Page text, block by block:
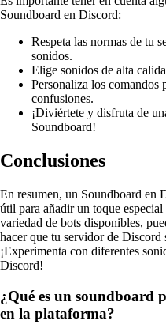
Soundboard en Discord:
Respeta las normas de tu
sonidos.
Elige sonidos de alta
Personaliza los comandos
confusiones.
¡Diviértete y disfruta de
Soundboard!
Conclusiones
En resumen, un Soundboard en
útil para añadir un toque
variedad de bots disponibles,
hacer que tu servidor de Discord
¡Experimenta con diferentes
Discord!
¿Qué es un soundboard
en la plataforma?